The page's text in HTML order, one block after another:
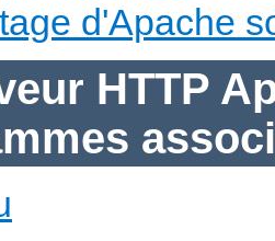
d'Apache
HTTP